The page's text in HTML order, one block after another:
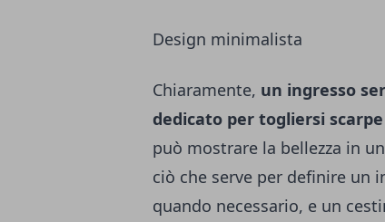
Design minimalista
Chiaramente, un ingresso
dedicato per togliersi
può mostrare la bellezza in
ciò che serve per definire un
quando necessario, e un